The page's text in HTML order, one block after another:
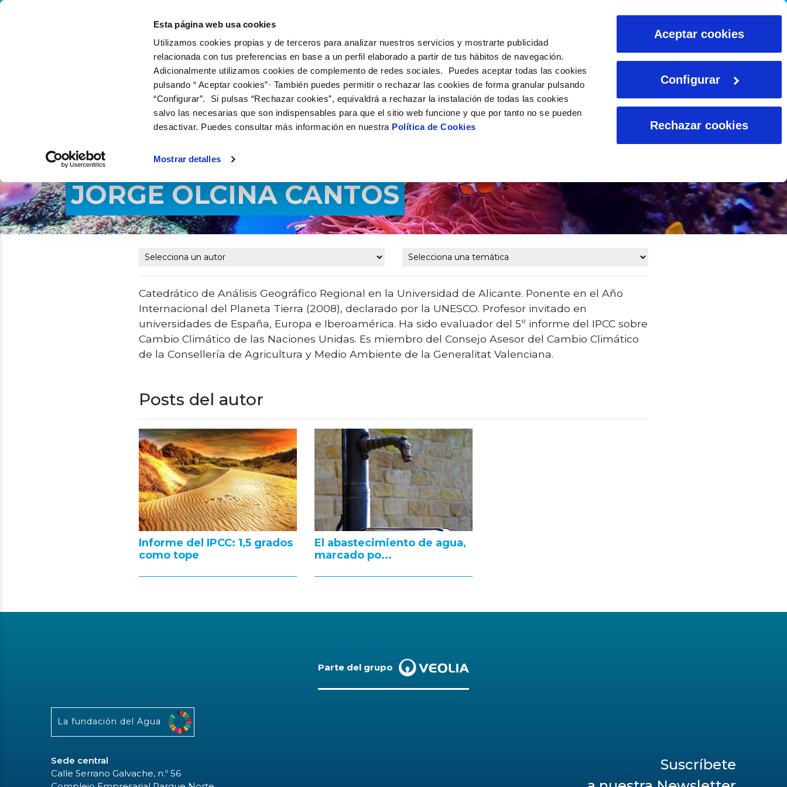
Esta página web usa cookies
Utilizamos cookies propias y de terceros para analizar nuestros servicios y mostrarte publicidad
relacionada con tus preferencias en base a un perfil elaborado a partir de tus hábitos de navegación.
Adicionalmente utilizamos cookies de complemento de redes sociales. Puedes aceptar todas las cookies
pulsando “ Aceptar cookies”· También puedes permitir o rechazar las cookies de forma granular pulsando
“Configurar”. Si pulsas “Rechazar cookies”, equivaldrá a rechazar la instalación de todas las cookies
salvo las necesarias que son indispensables para que el sitio web funcione y que por tanto no se pueden
desactivar. Puedes consultar más información en nuestra Política de Cookies
Mostrar detalles
Aceptar cookies
Configurar
Rechazar cookies
JORGE OLCINA CANTOS
Catedrático de Análisis Geográfico Regional en la Universidad de Alicante. Ponente en el Año
Internacional del Planeta Tierra (2008), declarado por la UNESCO. Profesor invitado en
universidades de España, Europa e Iberoamérica. Ha sido evaluador del 5º informe del IPCC sobre
Cambio Climático de las Naciones Unidas. Es miembro del Consejo Asesor del Cambio Climático
de la Consellería de Agricultura y Medio Ambiente de la Generalitat Valenciana.
Posts del autor
Informe del IPCC: 1,5 grados
como tope
El abastecimiento de agua,
marcado po...
Parte del grupo
La fundación del Agua
Sede central
Calle Serrano Galvache, n.º 56
Suscríbete